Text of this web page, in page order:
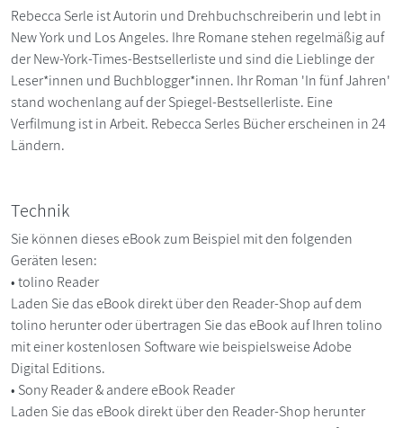
Rebecca Serle ist Autorin und Drehbuchschreiberin und lebt in
New York und Los Angeles. Ihre Romane stehen regelmäßig auf
der New-York-Times-Bestsellerliste und sind die Lieblinge der
Leser*innen und Buchblogger*innen. Ihr Roman 'In fünf Jahren'
stand wochenlang auf der Spiegel-Bestsellerliste. Eine
Verfilmung ist in Arbeit. Rebecca Serles Bücher erscheinen in 24
Ländern.
Technik
Sie können dieses eBook zum Beispiel mit den folgenden
Geräten lesen:
• tolino Reader
Laden Sie das eBook direkt über den Reader-Shop auf dem
tolino herunter oder übertragen Sie das eBook auf Ihren tolino
mit einer kostenlosen Software wie beispielsweise Adobe
Digital Editions.
• Sony Reader & andere eBook Reader
Laden Sie das eBook direkt über den Reader-Shop herunter